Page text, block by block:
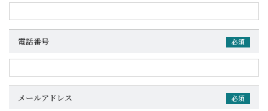
電話番号 必須
メールアドレス 必須